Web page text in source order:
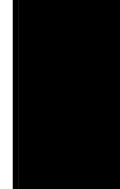
внимательноЭто
Просто мысли
решения всегда
собака зарыта,